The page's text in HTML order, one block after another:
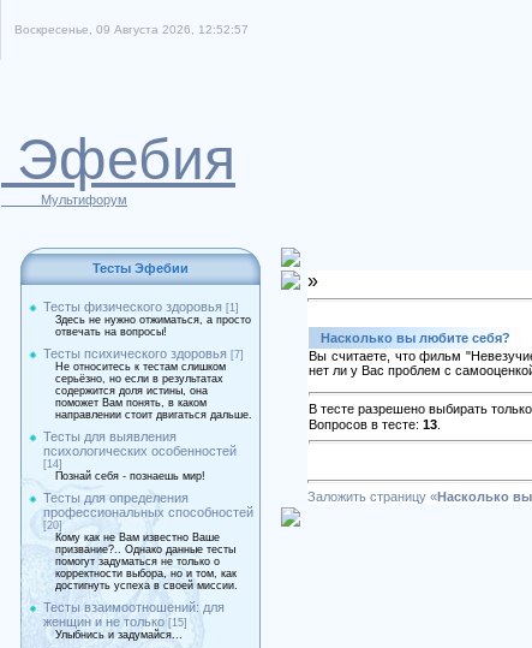
Воскресенье, 09 Августа 2026, 12:52:57
Эфебия
Мультифорум
Тесты Эфебии
Тесты физического здоровья [1]
Здесь не нужно отжиматься, а просто
отвечать на вопросы!
Тесты психического здоровья [7]
Не относитесь к тестам слишком
серьёзно, но если в результатах
содержится доля истины, она
поможет Вам понять, в каком
направлении стоит двигаться дальше.
Тесты для выявления
психологических особенностей
[14]
Познай себя - познаешь мир!
Тесты для определения
профессиональных способностей
[20]
Кому как не Вам известно Ваше
призвание?.. Однако данные тесты
помогут задуматься не только о
корректности выбора, но и том, как
достигнуть успеха в своей миссии.
Тесты взаимоотношений: для
женщин и не только [15]
Улыбнись и задумайся...
»
Насколько вы любите себя?
Вы считаете, что фильм
нет ли у Вас проблем с
В тесте разрешено выбирать только
Вопросов в тесте: 13
Заложить страницу «Насколько